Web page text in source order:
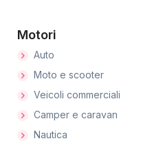
Motori
Auto
Moto e scooter
Veicoli commerciali
Camper e caravan
Nautica